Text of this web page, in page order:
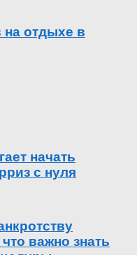
отдыхе в
начать
с нуля
важно знать